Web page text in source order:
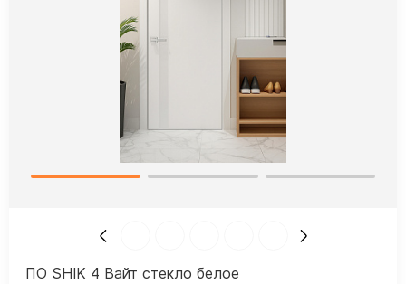
ПО SHIK 4 Вайт стекло белое